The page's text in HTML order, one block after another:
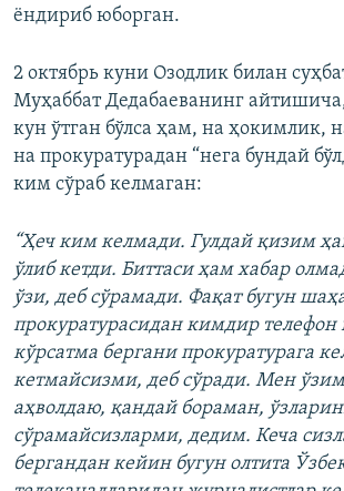
ёндириб юборган.
2 октябрь куни Озодлик билан
Муҳаббат Дедабаеванинг
кун ўтган бўлса ҳам, на
на прокуратурадан “нега бундай
ким сўраб келмаган:
“Ҳеч ким келмади. Гулдай қизим
ўлиб кетди. Биттаси ҳам хабар
ўзи, деб сўрамади. Фақат бугун
прокуратурасидан кимдир телефон
кўрсатма бергани прокуратурага
кетмайсизми, деб сўради. Мен
аҳволдаю, қандай бораман,
сўрамайсизларми, дедим. Кеча
бергандан кейин бугун олтита